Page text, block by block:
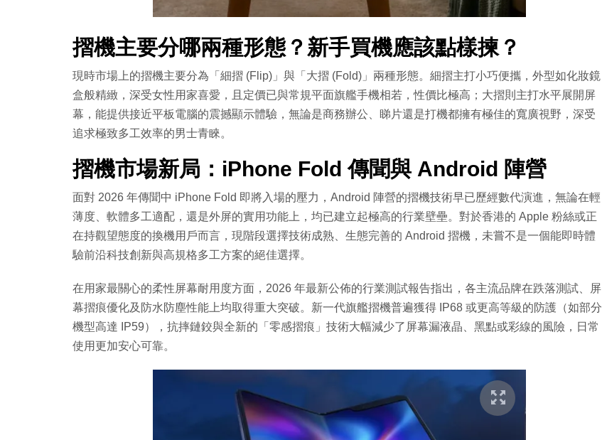
摺機主要分哪兩種形態？新手買機應該點樣揀？
現時市場上的摺機主要分為「細摺 (Flip)」與「大摺 (Fold)」兩種形態。細摺主打小巧便攜，外型如化妝鏡
盒般精緻，深受女性用家喜愛，且定價已與常規平面旗艦手機相若，性價比極高；大摺則主打水平展開屏
幕，能提供接近平板電腦的震撼顯示體驗，無論是商務辦公、睇片還是打機都擁有極佳的寬廣視野，深受
追求極致多工效率的男士青睞。
摺機市場新局：iPhone Fold 傳聞與 Android 陣營
面對 2026 年傳聞中 iPhone Fold 即將入場的壓力，Android 陣營的摺機技術早已歷經數代演進，無論在輕
薄度、軟體多工適配，還是外屏的實用功能上，均已建立起極高的行業壁壘。對於香港的 Apple 粉絲或正
在持觀望態度的換機用戶而言，現階段選擇技術成熟、生態完善的 Android 摺機，未嘗不是一個能即時體
驗前沿科技創新與高規格多工方案的絕佳選擇。
在用家最關心的柔性屏幕耐用度方面，2026 年最新公佈的行業測試報告指出，各主流品牌在跌落測試、屏
幕摺痕優化及防水防塵性能上均取得重大突破。新一代旗艦摺機普遍獲得 IP68 或更高等級的防護（如部分
機型高達 IP59），抗摔鏈鉸與全新的「零感摺痕」技術大幅減少了屏幕漏液晶、黑點或彩線的風險，日常
使用更加安心可靠。